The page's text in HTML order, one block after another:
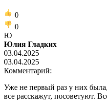
0
0
Ю
Юлия Гладких
03.04.2025
03.04.2025
Комментарий:
Уже не первый раз у них
все расскажут, посоветуют.